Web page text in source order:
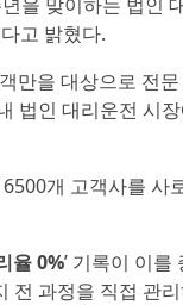
고 밝혔다.
만을 대상으로 전
법인 대리운전 시
개 고객사를 사
율 0%’ 기록이 이
전 과정을 직접 관리